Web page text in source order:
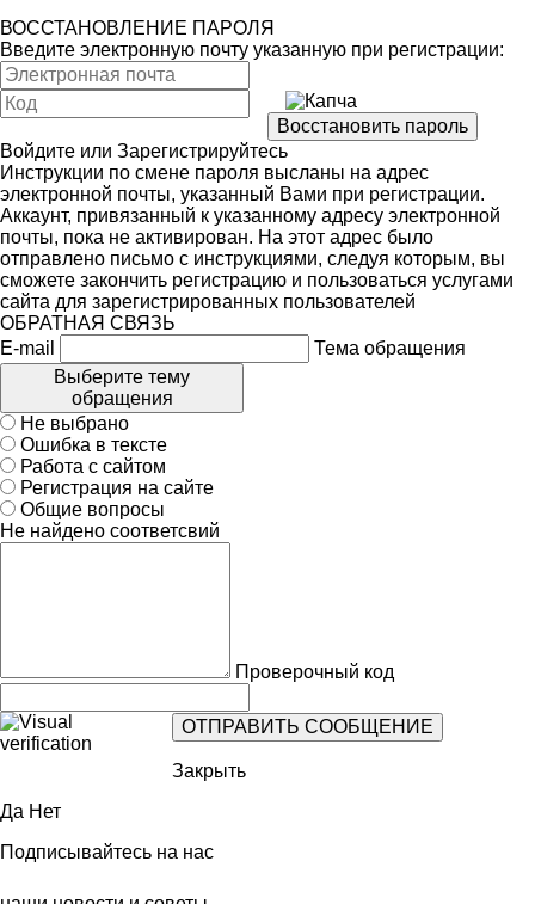
ВОССТАНОВЛЕНИЕ ПАРОЛЯ
Введите электронную почту указанную при регистрации:
Войдите или Зарегистрируйтесь
Инструкции по смене пароля высланы на адрес
электронной почты, указанный Вами при регистрации.
Аккаунт, привязанный к указанному адресу электронной
почты, пока не активирован. На этот адрес было
отправлено письмо с инструкциями, следуя которым, вы
сможете закончить регистрацию и пользоваться услугами
сайта для зарегистрированных пользователей
ОБРАТНАЯ СВЯЗЬ
E-mail
Тема обращения
Выберите тему
обращения
Не выбрано
Ошибка в тексте
Работа с сайтом
Регистрация на сайте
Общие вопросы
Не найдено соответсвий
Проверочный код
Закрыть
Да Нет
Подписывайтесь на нас